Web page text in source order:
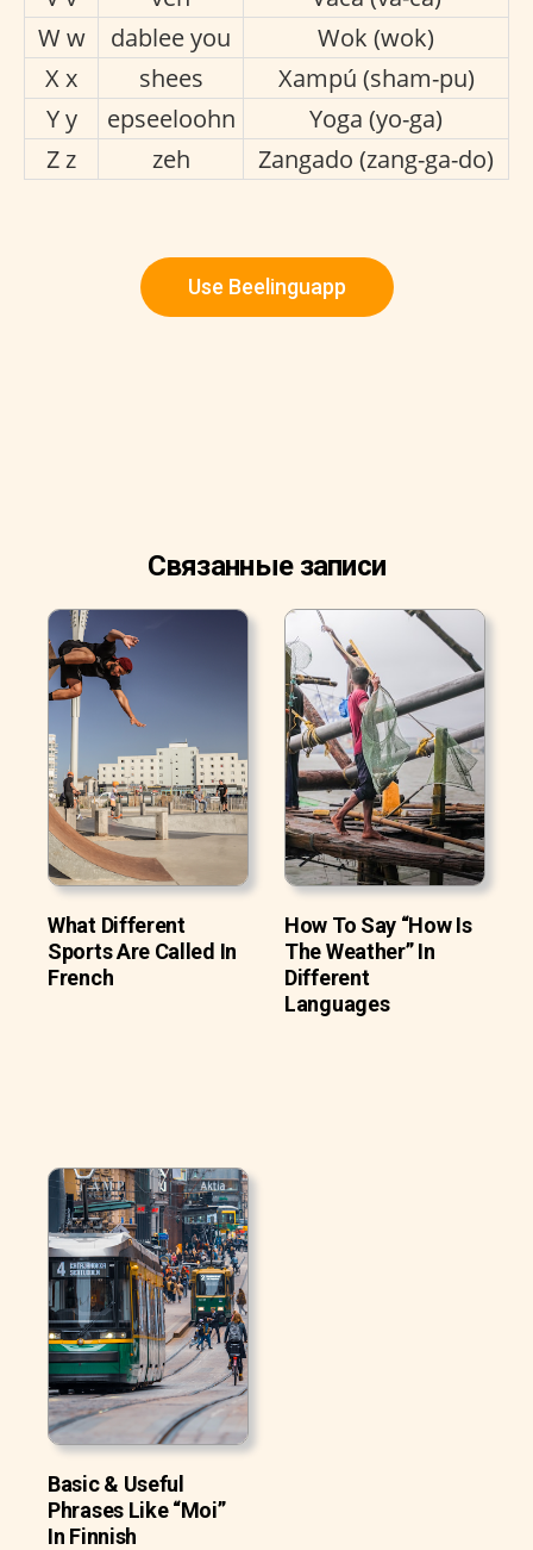
W w
dablee you
Wok (wok)
X x
shees
Xampú (sham-pu)
Y y
epseeloohn
Yoga (yo-ga)
Z z
zeh Zangado (zang-ga-do)
Use Beelinguapp
Связанные записи
What Different
Sports Are Called In
French
How To Say “How Is
The Weather” In
Different
Languages
Basic & Useful
Phrases Like “Moi”
In Finnish